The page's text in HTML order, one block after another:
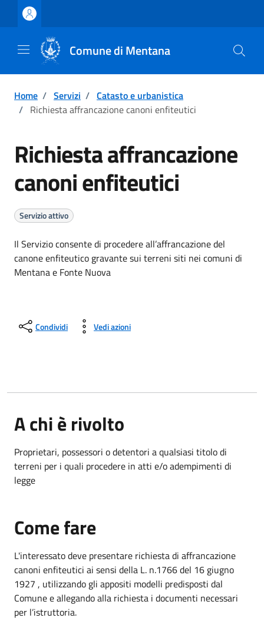
Vai ai contenuti
Vai al footer
Comune di Mentana
Home / Servizi / Catasto e urbanistica
/ Richiesta affrancazione canoni enfiteutici
Richiesta affrancazione
canoni enfiteutici
Servizio attivo
Il Servizio consente di procedere all’affrancazione del
canone enfiteutico gravante sui terreni siti nei comuni di
Mentana e Fonte Nuova
Condividi Vedi azioni
A chi è rivolto
Proprietari, possessori o detentori a qualsiasi titolo di
terreni per i quali procedere in atti e/o adempimenti di
legge
Come fare
L'interessato deve presentare richiesta di affrancazione
canoni enfiteutici ai sensi della L. n.1766 del 16 giugno
1927 , utilizzando gli appositi modelli predisposti dal
Comune e allegando alla richiesta i documenti necessari
per l’istruttoria.